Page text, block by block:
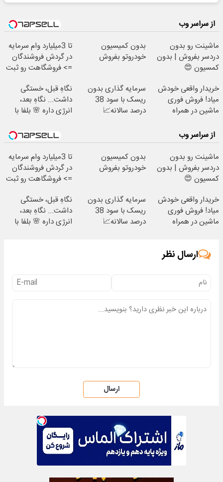
از سراسر وب
ماشینت رو بدون
دردسر بفروش | بدون
کمسیون 😍
بدون کمیسیون
خودروتو بفروش
تا 3میلیارد وام سرمایه
در گردش فروشندگان
=> فروشگاهت رو ثبت
خریدار واقعی خودش
میاد! فروش فوری
ماشین در همراه
سرمایه گذاری بدون
ریسک با سود 38
درصد سالانه📈
نگاهِ قبل، خستگی
داشت... نگاهِ بعد،
انرژی داره 🌸 بلفا با
از سراسر وب
ماشینت رو بدون
دردسر بفروش | بدون
کمسیون 😍
بدون کمیسیون
خودروتو بفروش
تا 3میلیارد وام سرمایه
در گردش فروشندگان
=> فروشگاهت رو ثبت
خریدار واقعی خودش
میاد! فروش فوری
ماشین در همراه
سرمایه گذاری بدون
ریسک با سود 38
درصد سالانه📈
نگاهِ قبل، خستگی
داشت... نگاهِ بعد،
انرژی داره 🌸 بلفا با
ارسال نظر
ارسال